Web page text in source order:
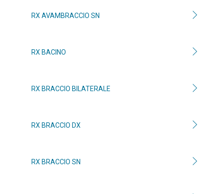
RX AVAMBRACCIO SN
RX BACINO
RX BRACCIO BILATERALE
RX BRACCIO DX
RX BRACCIO SN